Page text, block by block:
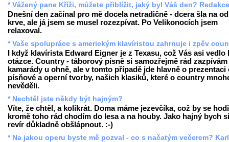
* Vážený pane Kříži, můžete přiblížit, jaký byl Váš den? Redakce
Dnešní den začínal pro mě docela netradičně - dcera šla na
krve, ale já jsem se musel rozezpívat. Po Velikonocích jsem
relaxoval.
* Vaše spolupráce s americkým klavíristou zahrnuje i zpěv
I když klavírista Edward Eigner je z Texasu, což Vás asi vedlo
otázce. Country - táborový písně si samozřejmě rád zazpívám
kamarády u ohně, ale v tomto případě jde hlavně o prezentaci
písňové a operní tvorby, našich klasiků, které o country
nevěděli.
* Nechtěl jste někdy být hajným?
Víte, že chtěl, a kolikrát. Doma máme jezevčíka, což by se
kromě toho rád chodím do lesa a na houby. Jako hajný bych
revír důkladně obšlápnout. :-)
* Na jakou operu byste mě pozval - co s načatým večerem?